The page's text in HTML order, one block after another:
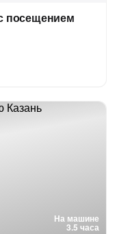
посещением
На машине
3.5 часа